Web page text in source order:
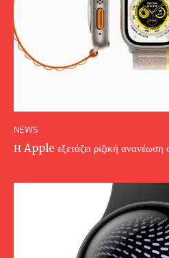
NEWS
Η Apple εξετάζει ριζική